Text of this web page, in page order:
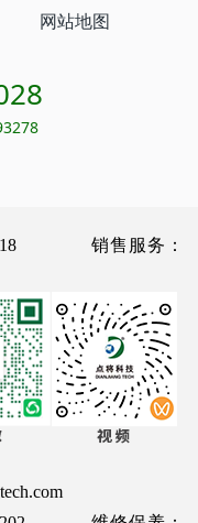
网站地图
销售服务：